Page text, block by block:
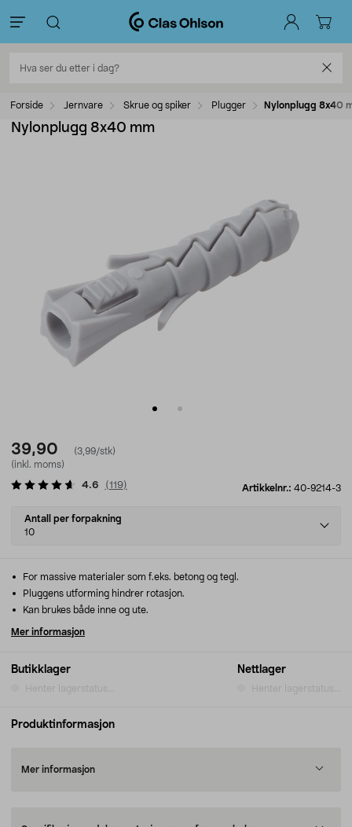
Forside Jernvare Skrue og spiker Plugger Nylonplugg 8x40
Nylonplugg 8x40 mm
39,90
(3,99/stk)
(inkl. moms)
Artikkelnr.: 40-9214-3
4.6 (119)
Select
variant
Antall per forpakning
10
Butikklager
Henter lagerstatus...
Nettlager
Henter lagerstatus...
For massive materialer som f.eks. betong og tegl.
Pluggens utforming hindrer rotasjon.
Kan brukes både inne og ute.
Mer informasjon
Produktinformasjon
Mer informasjon